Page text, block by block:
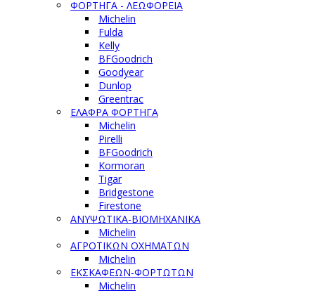
ΦΟΡΤΗΓΑ - ΛΕΩΦΟΡΕΙΑ
Michelin
Fulda
Kelly
BFGoodrich
Goodyear
Dunlop
Greentrac
ΕΛΑΦΡΑ ΦΟΡΤΗΓΑ
Michelin
Pirelli
BFGoodrich
Kormoran
Tigar
Bridgestone
Firestone
ΑΝΥΨΩΤΙΚΑ-ΒΙΟΜΗΧΑΝΙΚΑ
Michelin
ΑΓΡΟΤΙΚΩΝ ΟΧΗΜΑΤΩΝ
Michelin
ΕΚΣΚΑΦΕΩΝ-ΦΟΡΤΩΤΩΝ
Michelin